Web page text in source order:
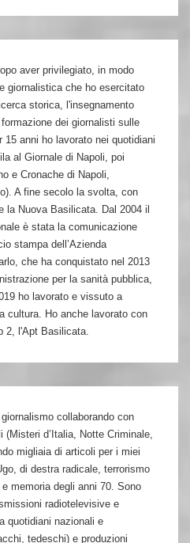
aver privilegiato, in modo
giornalistica che ho esercitato
storica, l'insegnamento
dei giornalisti sulle
anni ho lavorato nei quotidiani
al Giornale di Napoli, poi
e Cronache di Napoli,
A fine secolo la svolta, con
la Nuova Basilicata. Dal 2004 il
è stata la comunicazione
stampa dell’Azienda
che ha conquistato nel 2013
per la sanità pubblica,
ho lavorato e vissuto a
cultura. Ho anche lavorato con
2, l'Apt Basilicata.
collaborando con
d’Italia, Notte Criminale,
migliaia di articoli per i miei
di destra radicale, terrorismo
memoria degli anni 70. Sono
radiotelevisive e
quotidiani nazionali e
tedeschi) e produzioni